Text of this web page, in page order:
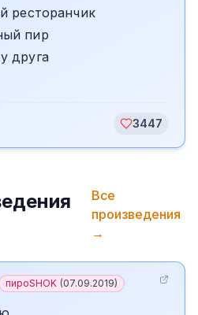
ресторанчик
пир
друга
3447
Все
произведения
→
пироSHOK (07.09.2019)